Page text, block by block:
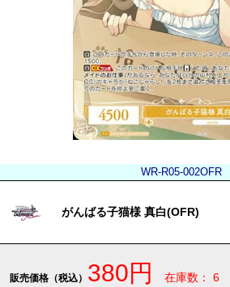
WR-R05-002OFR
がんばる子猫様 真白(OFR)
販売価格（税込） 380円 在庫数： 6